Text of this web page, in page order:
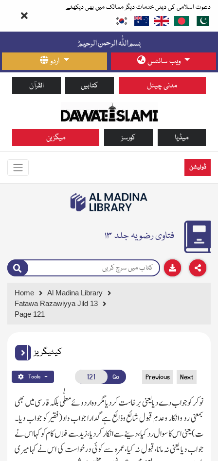
دعوت اسلامی کی دینی خدمات دیگر ممالک میں بھی دیکھئے
اردو ویب سائٹس
القرآن کتابیں مدنی چینل
میگزین کورسز میڈیا
ڈونیشن
فتاوی رضویہ جلد ۱۳
Home
Al Madina Library
Fatawa Razawiyya Jild 13
Page 121
کیٹیگریز
Tools Go Previous Next
نوکر کو جواب دے دیا یعنی برخاست کردیامگر وہ اردوئےمعلّٰی بلکہ فارسی میں بھی
بمعنی رد و انکار وعدمِ قبول شائع وذائع ہے گدارا جواب داد(فقیر کو جواب دیا۔
ت)یعنی اس کا سوال رد کیا،دینے سے انکار کردیا،زید سے فلاں کام کو کہا اس نے
جواب دیا یعنی نہ مانا،قبول نہ کیا،عمرو سے کوئی درخواست کی اس نے کہا میری